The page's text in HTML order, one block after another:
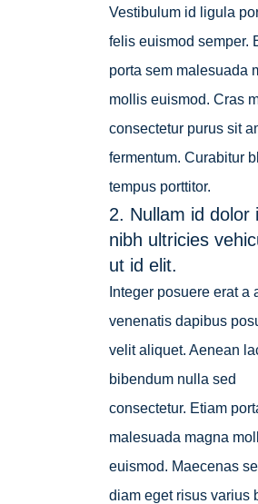
Vestibulum id ligula
felis euismod semper.
porta sem malesuada
mollis euismod. Cras
consectetur purus sit
fermentum. Curabitur
tempus porttitor.
2. Nullam id dolor
nibh ultricies
ut id elit.
Integer posuere erat a
venenatis dapibus
velit aliquet. Aenean
bibendum nulla sed
consectetur. Etiam
malesuada magna
euismod. Maecenas
diam eget risus varius